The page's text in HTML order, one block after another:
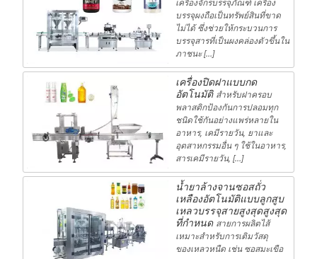
เครื่องจักรบรรจุภัณฑ์ เครื่อง
บรรจุผงถือเป็นทรัพย์สินที่ขาด
ไม่ได้ ซึ่งช่วยให้กระบวนการ
บรรจุสารที่เป็นผงคล่องตัวขึ้นใน
ภาชนะ […]
เครื่องปิดฝาแบบกด
อัตโนมัติ สำหรับฝาครอบ
พลาสติกป้องกันการปลอมทุก
ชนิดใช้กันอย่างแพร่หลายใน
อาหาร, เคมีรายวัน, ยาและ
อุตสาหกรรมอื่น ๆ ใช้ในอาหาร,
สารเคมีรายวัน, […]
น้ำยาล้างจานซอสถั่ว
เหลืองอัตโนมัติแบบลูกสูบ
เหลวบรรจุสายสูงสุดสูงสุด
ที่กำหนด สายการผลิตไส้
เหมาะสำหรับการเติมวัสดุ
ของเหลวหนืด เช่น ซอสมะเขือ